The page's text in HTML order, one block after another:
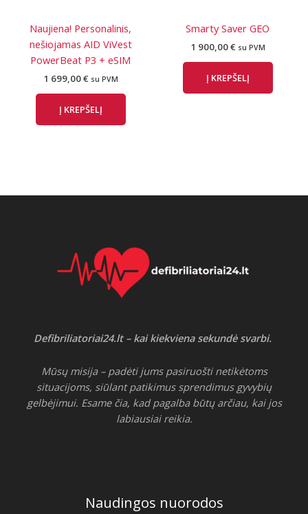
Naujiena! Personalinis,
nešiojamas AID ViVest
PowerBeat P3 + eSIM
1 699,00€ su PVM
Į KREPŠELĮ
Smarty Saver GEO
1 900,00€ su PVM
Į KREPŠELĮ
Defibriliatoriai24.lt – kai kiekviena sekundė svarbi.
Mūsų misija – padėti jums pasiruošti netikėtoms
situacijoms, siūlant patikimus sprendimus gyvybių
gelbėjimui. Esame čia, kad pagalba būtų arčiau, kai jos
labiausiai reikia.
Naudingos nuorodos